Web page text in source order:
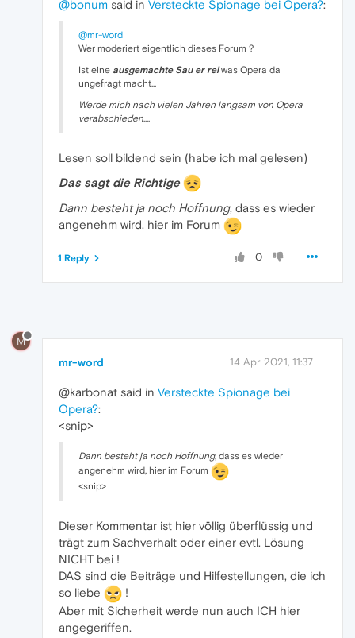
@bonum said in Versteckte Spionage bei Opera?:
@mr-word
Wer moderiert eigentlich dieses Forum ?
Ist eine ausgemachte Sau er reiwas Opera da
ungefragt macht...
Werde mich nach vielen Jahren langsam von Opera
verabschieden
Lesen soll bildend sein (habe ich mal gelesen)
Das sagt die Richtige
Dann besteht ja noch Hoffnung, dass es wieder
angenehm wird, hier im Forum
0
1 Reply
M
mr-word 14 Apr 2021, 11:37
@karbonat said in Versteckte Spionage bei
Opera?:
<snip>
Dann besteht ja noch Hoffnung, dass es wieder
angenehm wird, hier im Forum
<snip>
Dieser Kommentar ist hier völlig überflüssig und
trägt zum Sachverhalt oder einer evtl. Lösung
NICHT bei !
DAS sind die Beiträge und Hilfestellungen, die ich
so liebe
!
Aber mit Sicherheit werde nun auch ICH hier
angegeriffen.